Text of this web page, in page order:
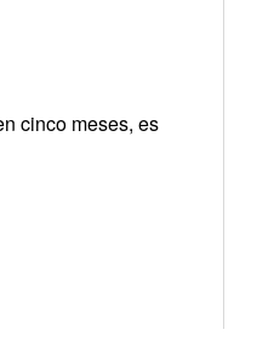
cinco meses, es